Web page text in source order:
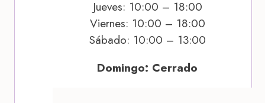
Jueves: 10:00 – 18:00
Viernes: 10:00 – 18:00
Sábado: 10:00 – 13:00
Domingo: Cerrado